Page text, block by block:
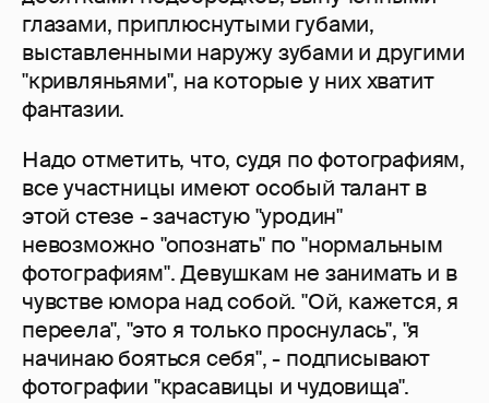
глазами, приплюснутыми губами,
выставленными наружу зубами и другими
"кривляньями", на которые у них хватит
фантазии.
Надо отметить, что, судя по фотографиям,
все участницы имеют особый талант в
этой стезе - зачастую "уродин"
невозможно "опознать" по "нормальным
фотографиям". Девушкам не занимать и в
чувстве юмора над собой. "Ой, кажется, я
переела", "это я только проснулась", "я
начинаю бояться себя", - подписывают
фотографии "красавицы и чудовища".